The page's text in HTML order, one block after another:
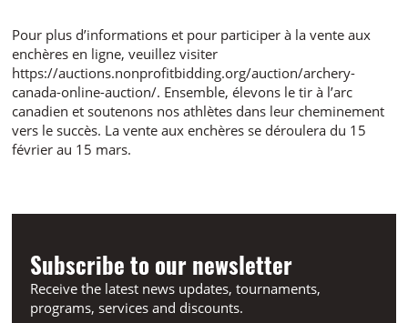
Pour plus d’informations et pour participer à la vente aux
enchères en ligne, veuillez visiter
https://auctions.nonprofitbidding.org/auction/archery-
canada-online-auction/. Ensemble, élevons le tir à l’arc
canadien et soutenons nos athlètes dans leur cheminement
vers le succès. La vente aux enchères se déroulera du 15
février au 15 mars.
Subscribe to our newsletter
Receive the latest news updates, tournaments,
programs, services and discounts.